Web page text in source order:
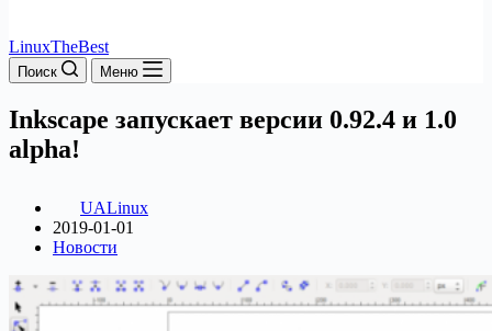
LinuxTheBest
Поиск Меню
Inkscape запускает версии 0.92.4 и 1.0
alpha!
UALinux
2019-01-01
Новости